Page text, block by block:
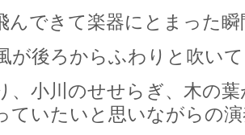
んできて楽器にとまった瞬
が後ろからふわりと吹い
、小川のせせらぎ、木の
ていたいと思いながらの